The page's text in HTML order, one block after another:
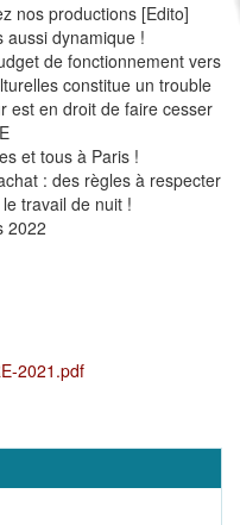
nos productions [Edito]
aussi dynamique !
de fonctionnement vers
constitue un trouble
est en droit de faire cesser
et tous à Paris !
: des règles à respecter
travail de nuit !
2022
2021.pdf